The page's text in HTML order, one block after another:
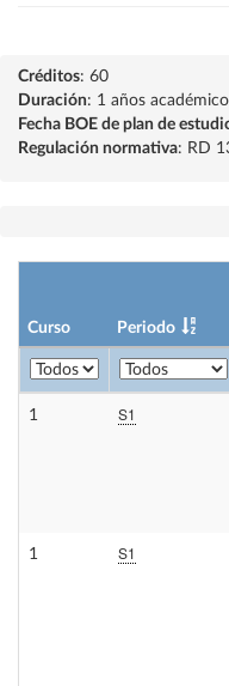
Créditos: 60
Duración: 1 años
Fecha BOE de plan de
Regulación normativa: RD
Curso Periodo
1 S1
1 S1